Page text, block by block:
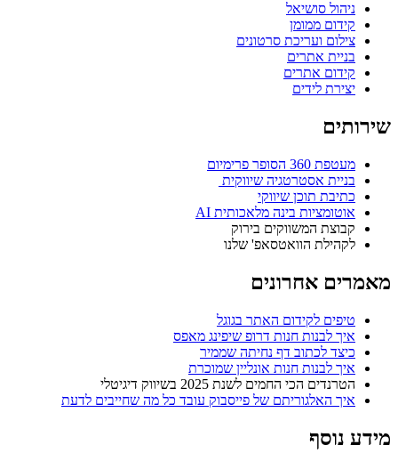
ניהול סושיאל
קידום ממומן
צילום ועריכת סרטונים
בניית אתרים
קידום אתרים
יצירת לידים
שירותים
מעטפת 360 הסופר פרימיום
בניית אסטרטגיה שיווקית ​
כתיבת תוכן שיווקי​
אוטומציות בינה מלאכותית AI
קבוצת המשווקים בירוק
לקהילת הוואטסאפ' שלנו​
מאמרים אחרונים
טיפים לקידום האתר בגוגל
איך לבנות חנות דרופ שיפינג מאפס
כיצד לכתוב דף נחיתה שממיר
איך לבנות חנות אונליין שמוכרת
הטרנדים הכי החמים לשנת 2025 בשיווק דיגיטלי
איך האלגוריתם של פייסבוק עובד כל מה שחייבים לדעת
מידע נוסף